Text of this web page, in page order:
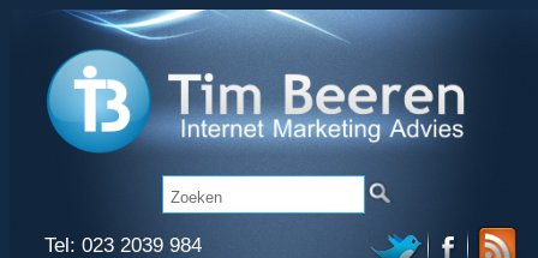
Tel: 023 2039 984